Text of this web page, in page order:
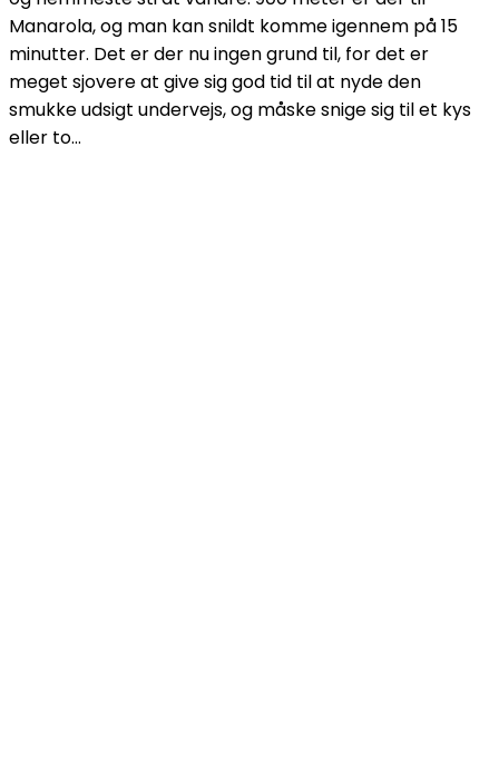
Manarola, og man kan snildt komme igennem på 15
minutter. Det er der nu ingen grund til, for det er
meget sjovere at give sig god tid til at nyde den
smukke udsigt undervejs, og måske snige sig til et kys
eller to…